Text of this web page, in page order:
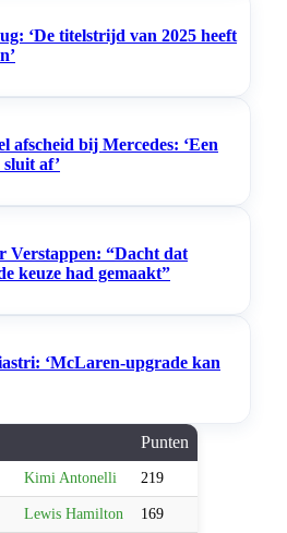
‘De titelstrijd van 2025 heeft
afscheid bij Mercedes: ‘Een
af’
Verstappen: “Dacht dat
keuze had gemaakt”
‘McLaren-upgrade kan
Punten
Kimi Antonelli 219
Lewis Hamilton 169